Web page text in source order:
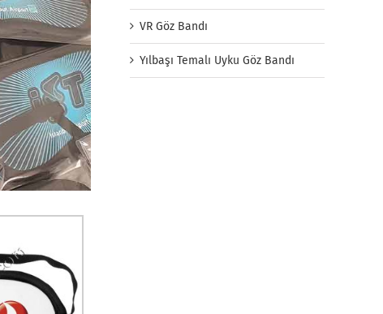
VR Göz Bandı
Yılbaşı Temalı Uyku Göz Bandı